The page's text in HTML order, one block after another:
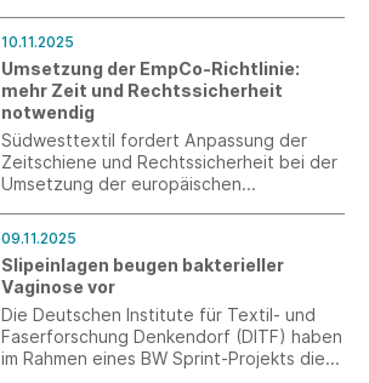
10.11.2025
Umsetzung der EmpCo-Richtlinie:
mehr Zeit und Rechtssicherheit
notwendig
Südwesttextil fordert Anpassung der
Zeitschiene und Rechtssicherheit bei der
Umsetzung der europäischen
09.11.2025
Slipeinlagen beugen bakterieller
Vaginose vor
Die Deutschen Institute für Textil- und
Faserforschung Denkendorf (DITF) haben
im Rahmen eines BW Sprint-Projekts die